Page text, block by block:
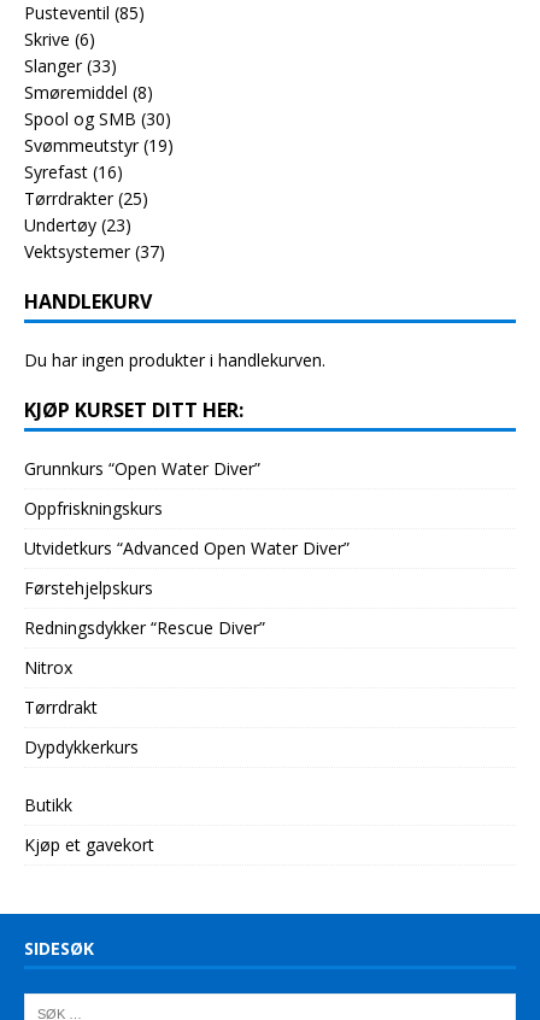
Pusteventil (85)
Skrive (6)
Slanger (33)
Smøremiddel (8)
Spool og SMB (30)
Svømmeutstyr (19)
Syrefast (16)
Tørrdrakter (25)
Undertøy (23)
Vektsystemer (37)
HANDLEKURV
Du har ingen produkter i handlekurven.
KJØP KURSET DITT HER:
Grunnkurs “Open Water Diver”
Oppfriskningskurs
Utvidetkurs “Advanced Open Water Diver”
Førstehjelpskurs
Redningsdykker “Rescue Diver”
Nitrox
Tørrdrakt
Dypdykkerkurs
Butikk
Kjøp et gavekort
SIDESØK